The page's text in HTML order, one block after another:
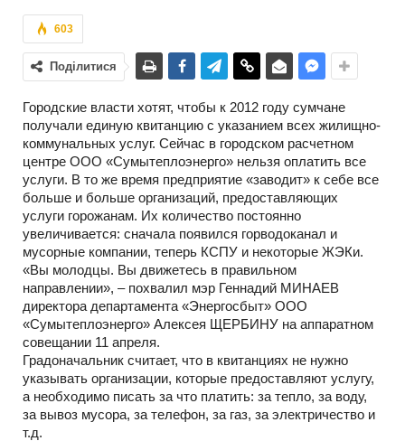
603
Поділитися
Городские власти хотят, чтобы к 2012 году сумчане
получали единую квитанцию с указанием всех жилищно-
коммунальных услуг. Сейчас в городском расчетном
центре ООО «Сумытеплоэнерго» нельзя оплатить все
услуги. В то же время предприятие «заводит» к себе все
больше и больше организаций, предоставляющих
услуги горожанам. Их количество постоянно
увеличивается: сначала появился горводоканал и
мусорные компании, теперь КСПУ и некоторые ЖЭКи.
«Вы молодцы. Вы движетесь в правильном
направлении», – похвалил мэр Геннадий МИНАЕВ
директора департамента «Энергосбыт» ООО
«Сумытеплоэнерго» Алексея ЩЕРБИНУ на аппаратном
совещании 11 апреля.
Градоначальник считает, что в квитанциях не нужно
указывать организации, которые предоставляют услугу,
а необходимо писать за что платить: за тепло, за воду,
за вывоз мусора, за телефон, за газ, за электричество и
т.д.